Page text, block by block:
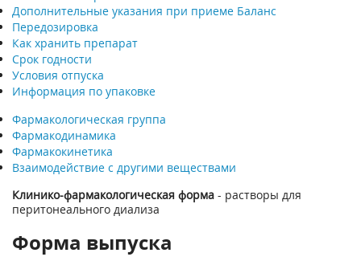
Дополнительные указания при приеме Баланс
Передозировка
Как хранить препарат
Срок годности
Условия отпуска
Информация по упаковке
Фармакологическая группа
Фармакодинамика
Фармакокинетика
Взаимодействие с другими веществами
Клинико-фармакологическая форма - растворы для
перитонеального диализа
Форма выпуска